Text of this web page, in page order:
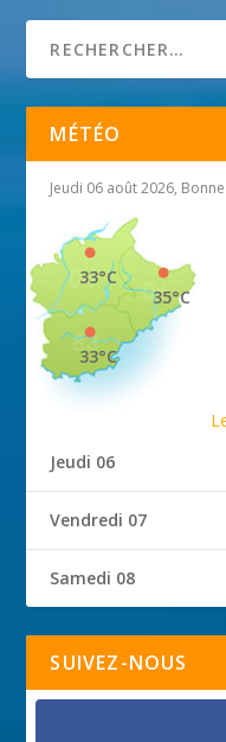
MÉTÉO
Jeudi 06 août 2026,
35°C
33°C
33°C
Jeudi 06
Vendredi 07
Samedi 08
SUIVEZ-NOUS